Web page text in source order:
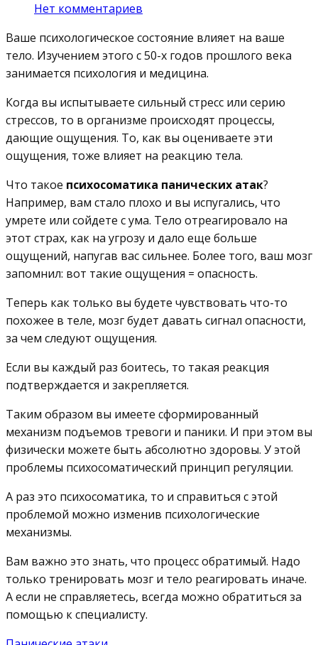
Нет комментариев
Ваше психологическое состояние влияет на ваше
тело. Изучением этого с 50-х годов прошлого века
занимается психология и медицина.
Когда вы испытываете сильный стресс или серию
стрессов, то в организме происходят процессы,
дающие ощущения. То, как вы оцениваете эти
ощущения, тоже влияет на реакцию тела.
Что такое психосоматика панических атак?
Например, вам стало плохо и вы испугались, что
умрете или сойдете с ума. Тело отреагировало на
этот страх, как на угрозу и дало еще больше
ощущений, напугав вас сильнее. Более того, ваш мозг
запомнил: вот такие ощущения = опасность.
Теперь как только вы будете чувствовать что-то
похожее в теле, мозг будет давать сигнал опасности,
за чем следуют ощущения.
Если вы каждый раз боитесь, то такая реакция
подтверждается и закрепляется.
Таким образом вы имеете сформированный
механизм подъемов тревоги и паники. И при этом вы
физически можете быть абсолютно здоровы. У этой
проблемы психосоматический принцип регуляции.
А раз это психосоматика, то и справиться с этой
проблемой можно изменив психологические
механизмы.
Вам важно это знать, что процесс обратимый. Надо
только тренировать мозг и тело реагировать иначе.
А если не справляетесь, всегда можно обратиться за
помощью к специалисту.